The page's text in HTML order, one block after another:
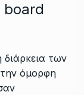
board
των
όμορφη